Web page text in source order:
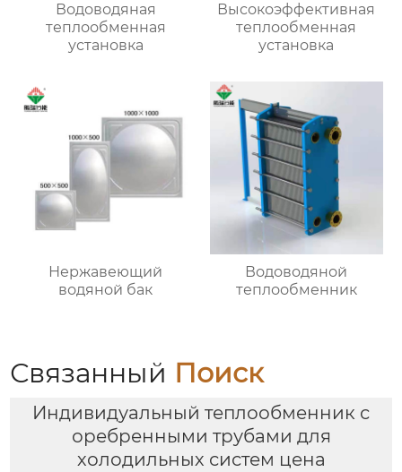
Водоводяная
теплообменная
установка
Высокоэффективная
теплообменная
установка
Нержавеющий
водяной бак
Водоводяной
теплообменник
Связанный Поиск
Индивидуальный теплообменник с
оребренными трубами для
холодильных систем цена